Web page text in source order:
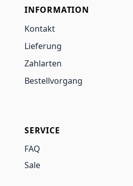
INFORMATION
Kontakt
Lieferung
Zahlarten
Bestellvorgang
SERVICE
FAQ
Sale